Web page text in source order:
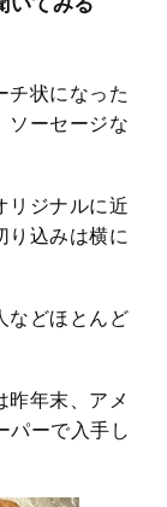
チ状になった
ソーセージな
リジナルに近
り込みは横に
などほとんど
昨年末、アメ
パーで入手し